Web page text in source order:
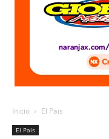
Inicio El Pais
El Pais